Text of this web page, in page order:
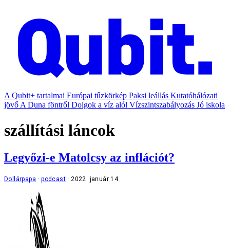
A Qubit+ tartalmai Európai tűzkörkép Paksi leállás Kutatóhálózati
jövő A Duna föntről Dolgok a víz alól Vízszintszabályozás Jó iskola
szállítási láncok
Legyőzi-e Matolcsy az inflációt?
Dollárpapa podcast 2022. január 14.